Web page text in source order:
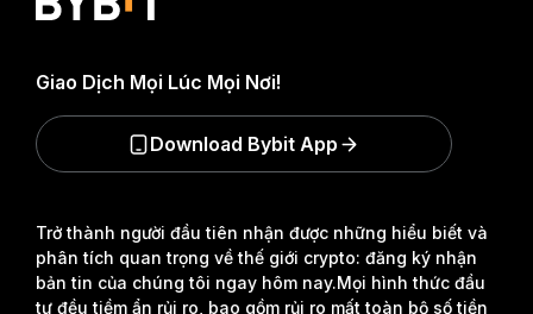
Trở thành người đầu tiên nhận được những hiểu biết và
phân tích quan trọng về thế giới crypto: đăng ký nhận
bản tin của chúng tôi ngay hôm nay.Mọi hình thức đầu
tư đều tiềm ẩn rủi ro, bao gồm rủi ro mất toàn bộ số tiền
Giao Dịch Mọi Lúc Mọi Nơi!
Download Bybit App